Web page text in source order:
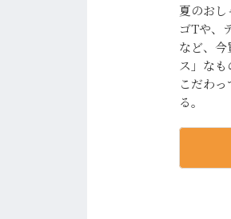
夏のお
ゴTや、
など、
ス」な
こだわ
る。